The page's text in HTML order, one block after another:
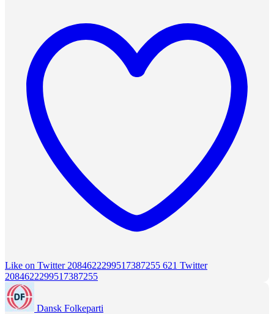
Like on Twitter 2084622299517387255 621 Twitter
2084622299517387255
Dansk Folkeparti